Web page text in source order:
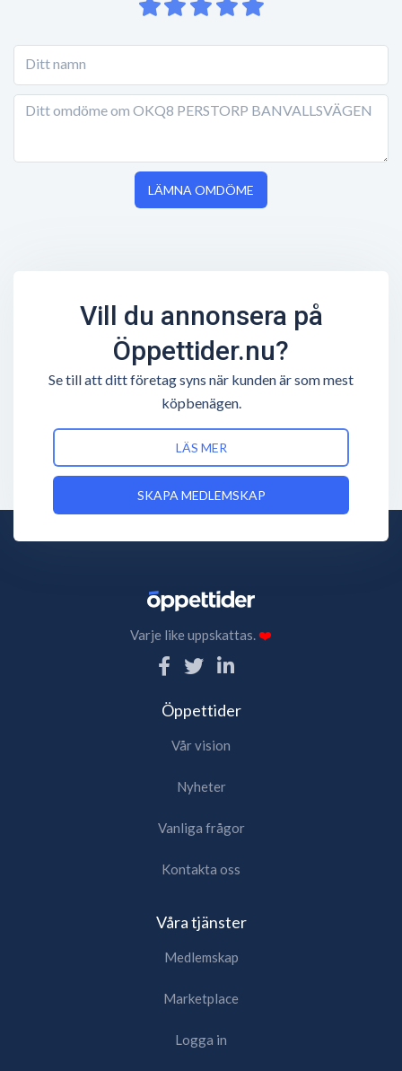
LÄMNA OMDÖME
Vill du annonsera på
Öppettider.nu?
Se till att ditt företag syns när kunden är som mest
köpbenägen.
LÄS MER
SKAPA MEDLEMSKAP
Varje like uppskattas.❤️
Öppettider
Vår vision
Nyheter
Vanliga frågor
Kontakta oss
Våra tjänster
Medlemskap
Marketplace
Logga in